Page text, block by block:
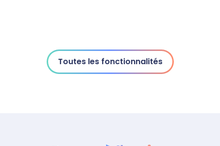
Toutes les fonctionnalités